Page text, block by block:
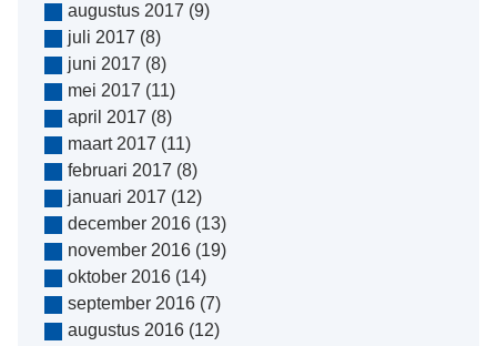
augustus 2017 (9)
juli 2017 (8)
juni 2017 (8)
mei 2017 (11)
april 2017 (8)
maart 2017 (11)
februari 2017 (8)
januari 2017 (12)
december 2016(13)
november 2016(19)
oktober 2016(14)
september 2016(7)
augustus 2016(12)